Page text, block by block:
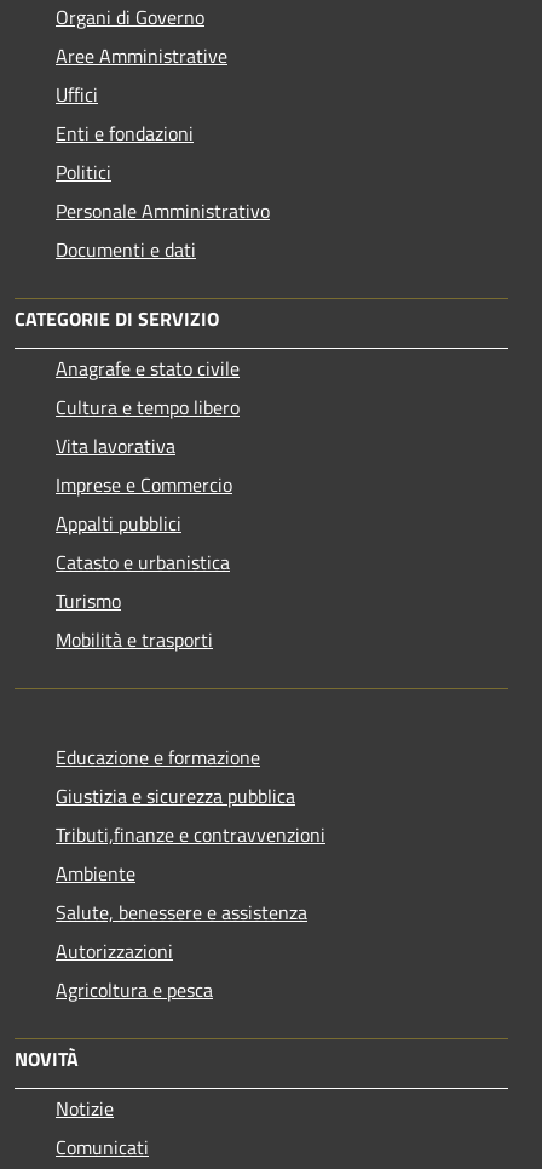
Organi di Governo
Aree Amministrative
Uffici
Enti e fondazioni
Politici
Personale Amministrativo
Documenti e dati
CATEGORIE DI SERVIZIO
Anagrafe e stato civile
Cultura e tempo libero
Vita lavorativa
Imprese e Commercio
Appalti pubblici
Catasto e urbanistica
Turismo
Mobilità e trasporti
Educazione e formazione
Giustizia e sicurezza pubblica
Tributi,finanze e contravvenzioni
Ambiente
Salute, benessere e assistenza
Autorizzazioni
Agricoltura e pesca
NOVITÀ
Notizie
Comunicati